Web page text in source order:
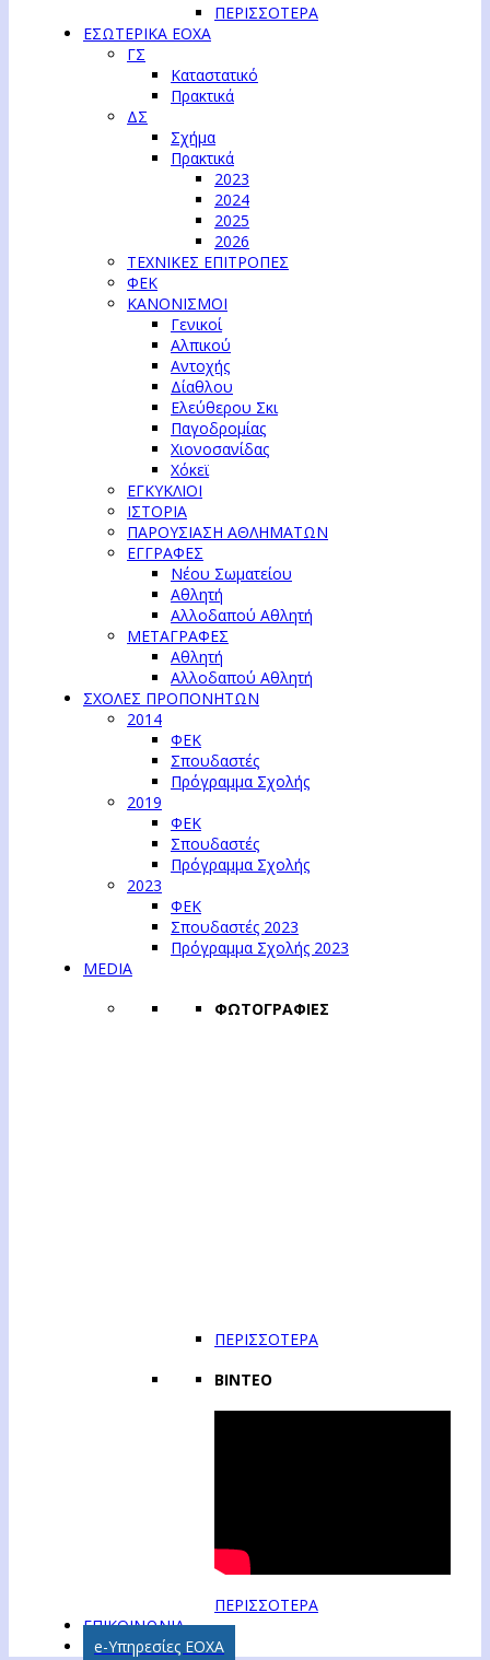
ΠΕΡΙΣΣΟΤΕΡΑ
ΕΣΩΤΕΡΙΚΑ ΕΟΧΑ
ΓΣ
Καταστατικό
Πρακτικά
ΔΣ
Σχήμα
Πρακτικά
2023
2024
2025
2026
ΤΕΧΝΙΚΕΣ ΕΠΙΤΡΟΠΕΣ
ΦΕΚ
ΚΑΝΟΝΙΣΜΟΙ
Γενικοί
Αλπικού
Αντοχής
Δίαθλου
Ελεύθερου Σκι
Παγοδρομίας
Χιονοσανίδας
Χόκεϊ
ΕΓΚΥΚΛΙΟΙ
ΙΣΤΟΡΙΑ
ΠΑΡΟΥΣΙΑΣΗ ΑΘΛΗΜΑΤΩΝ
ΕΓΓΡΑΦΕΣ
Νέου Σωματείου
Αθλητή
Αλλοδαπού Αθλητή
ΜΕΤΑΓΡΑΦΕΣ
Αθλητή
Αλλοδαπού Αθλητή
ΣΧΟΛΕΣ ΠΡΟΠΟΝΗΤΩΝ
2014
ΦΕΚ
Σπουδαστές
Πρόγραμμα Σχολής
2019
ΦΕΚ
Σπουδαστές
Πρόγραμμα Σχολής
2023
ΦΕΚ
Σπουδαστές 2023
Πρόγραμμα Σχολής 2023
MEDIA
ΦΩΤΟΓΡΑΦΙΕΣ
ΠΕΡΙΣΣΟΤΕΡΑ
ΒΙΝΤΕΟ
ΠΕΡΙΣΣΟΤΕΡΑ
ΕΠΙΚΟΙΝΩΝΙΑ
e-Υπηρεσίες ΕΟΧΑ